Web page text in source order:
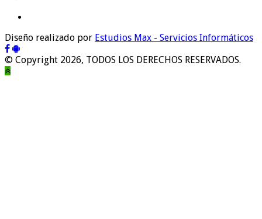
Diseño realizado por Estudios Max - Servicios Informáticos
© Copyright 2026, TODOS LOS DERECHOS RESERVADOS.